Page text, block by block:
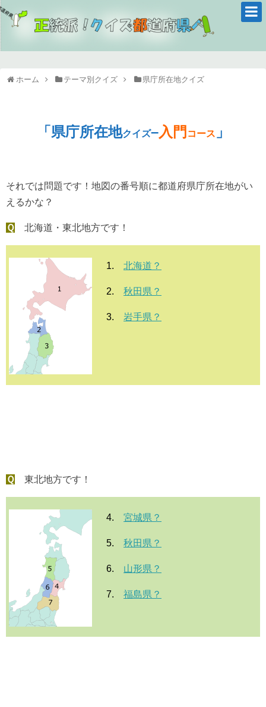
ホーム テーマ別クイズ 県庁所在地クイズ
「県庁所在地クイズ–入門 コース 」
それでは問題です！地図の番号順に都道府県庁所在地がい
えるかな？
Ｑ 北海道・東北地方です！
1. 北海道？
2. 秋田県？
3. 岩手県？
Ｑ 東北地方です！
4. 宮城県？
5. 秋田県？
6. 山形県？
7. 福島県？